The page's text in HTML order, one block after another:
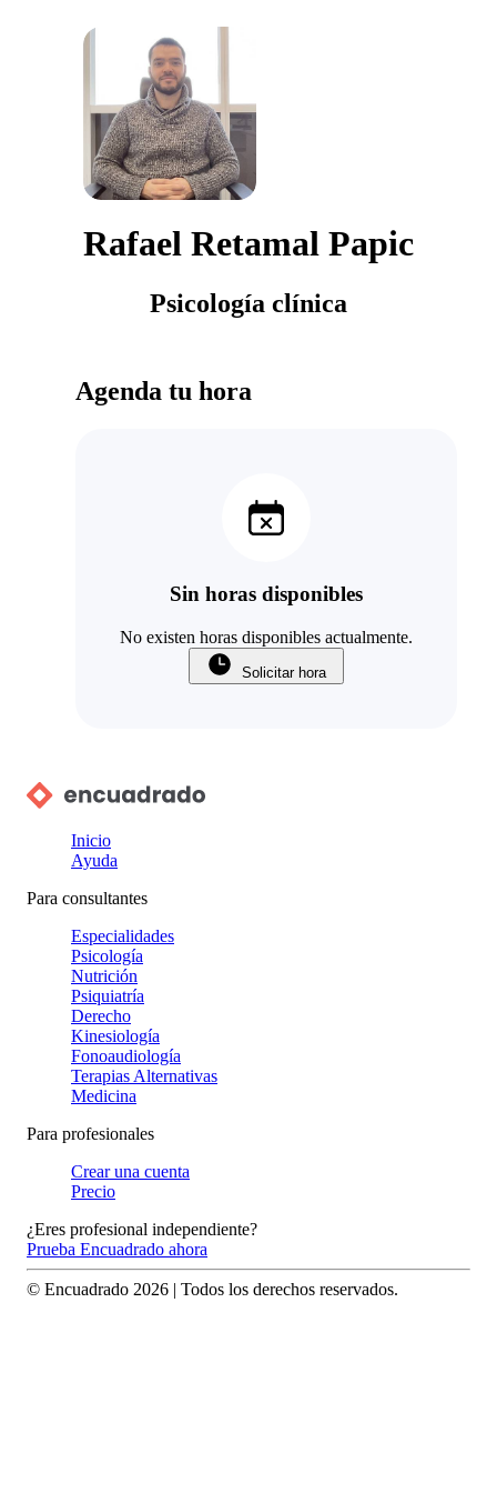
Rafael Retamal Papic
Psicología clínica
Agenda tu hora
Sin horas disponibles
No existen horas disponibles actualmente.
Solicitar hora
Inicio
Ayuda
Para consultantes
Especialidades
Psicología
Nutrición
Psiquiatría
Derecho
Kinesiología
Fonoaudiología
Terapias Alternativas
Medicina
Para profesionales
Crear una cuenta
Precio
¿Eres profesional independiente?
Prueba Encuadrado ahora
© Encuadrado 2026 | Todos los derechos reservados.